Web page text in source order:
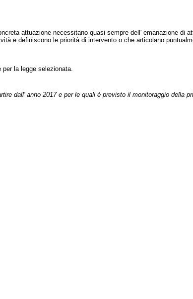
attuazione necessitano quasi sempre dell' emanazione di
e definiscono le priorità di intervento o che articolano
la legge selezionata.
dall' anno 2017 e per le quali è previsto il monitoraggio della